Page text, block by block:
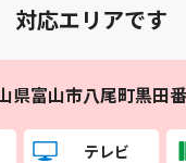
対応エリアです
県富山市八尾町黒田
テレビ